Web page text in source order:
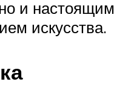
и настоящим
искусства.